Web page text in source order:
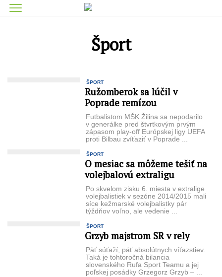
Šport
ŠPORT
Ružomberok sa lúčil v
Poprade remízou
Futbalistom MŠK Žilina sa nepodarilo
v generálke pred štvrtkovým prvým
zápasom play-off Európskej ligy UEFA
proti Bilbau zvíťaziť v Po­prade ...
ŠPORT
O mesiac sa môžeme tešiť na
volejbalovú extraligu
Po skvelom zisku 6. mies­ta v extralige
volejbalistiek v sezóne 2014/2015 mali
síce kežmarské volejbalistky pár
týždňov voľno, ale vedenie ...
ŠPORT
Grzyb majstrom SR v rely
Päť súťaží, päť absolútnych víťazstiev.
Taká je tohtoroč­ná bilancia
slovenského Rufa Sport Teamu a jej
poľskej po­sádky Grzegorz Grzyb – ...